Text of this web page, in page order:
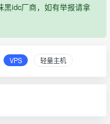
idc厂商，如有举报请拿
VPS 轻量主机